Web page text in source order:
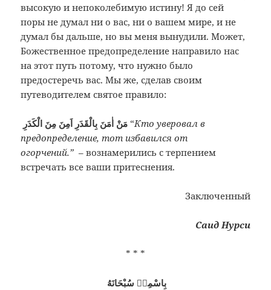
высокую и непоколебимую истину! Я до сей
поры не думал ни о вас, ни о вашем мире, и не
думал бы дальше, но вы меня вынудили. Может,
Божественное предопределение направило нас
на этот путь потому, что нужно было
предостеречь вас. Мы же, сделав своим
путеводителем святое правило:
“Кто уверовал в
предопределение, тот избавился от
огорчений.” – вознамерились с терпением
встречать все ваши притеснения.
Заключенный
Саид Нурси
* * *
بِاسْمِهٖ سُبْحَانَهُ